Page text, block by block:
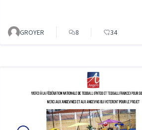
GROYER 8 34